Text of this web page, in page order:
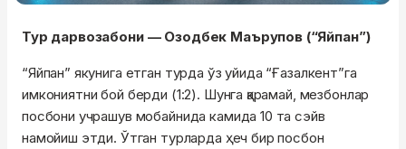
Тур дарвозабони — Озодбек Маърупов (“Яйпан”)
“Яйпан” якунига етган турда ўз уйида “Ғазалкент”га
имкониятни бой берди (1:2). Шунга қарамай, мезбонлар
посбони учрашув мобайнида камида 10 та сэйв
намойиш этди. Ўтган турларда ҳеч бир посбон